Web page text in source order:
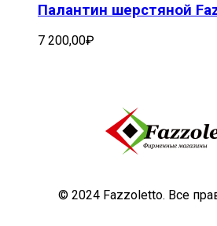
Палантин шерстяной
7 200,00₽
© 2024 Fazzoletto. Все